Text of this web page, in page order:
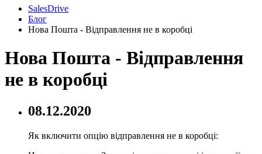
SalesDrive
Блог
Нова Пошта - Відправлення не в коробці
Нова Пошта - Відправлення
не в коробці
08.12.2020
Як включити опцію відправлення не в коробці: